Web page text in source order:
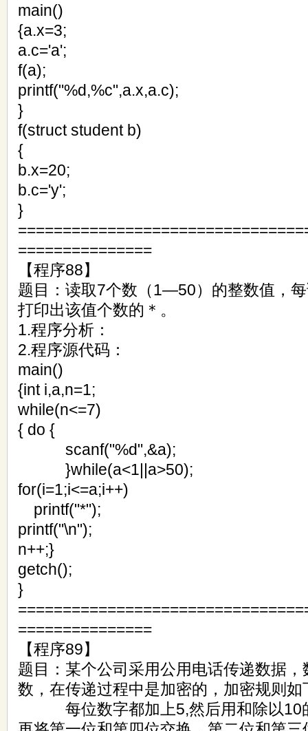
main()
{a.x=3;
a.c='a';
f(a);
printf("%d,%c",a.x,a.c);
}
f(struct student b)
{
b.x=20;
b.c='y';
}
===============
【程序88】
题目：读取7个数（1—50）的整数值，
打印出该值个数的＊。
1.程序分析：
2.程序源代码：
main()
{int i,a,n=1;
while(n<=7)
{ do {
scanf("%d",&a);
}while(a<1||a>50);
for(i=1;i<=a;i++)
printf("*");
printf("\n");
n++;}
getch();
}
===============
【程序89】
题目：某个公司采用公用电话传递数据
数，在传递过程中是加密的，加密规则如
每位数字都加上5,然后用和除以10